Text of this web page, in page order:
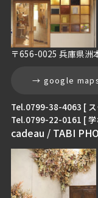
〒656-0025 兵庫県洲
→ google
Tel.0799-38-4063 [
Tel.0799-22-0161 [
cadeau / TABI